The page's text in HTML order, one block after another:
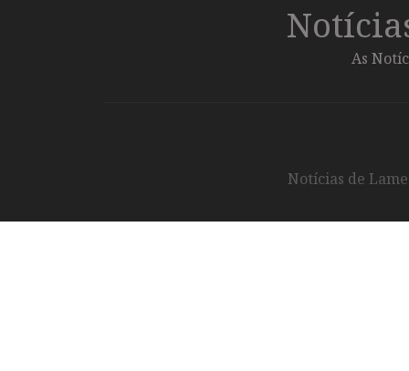
As
Notícias de